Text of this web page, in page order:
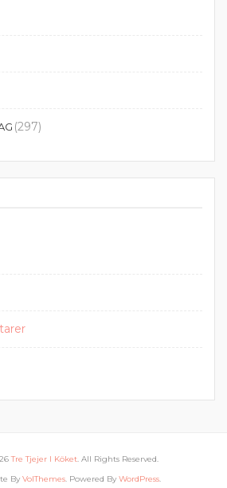
(297)
Tre Tjejer I Köket. All Rights Reserved.
By VolThemes. Powered By WordPress.